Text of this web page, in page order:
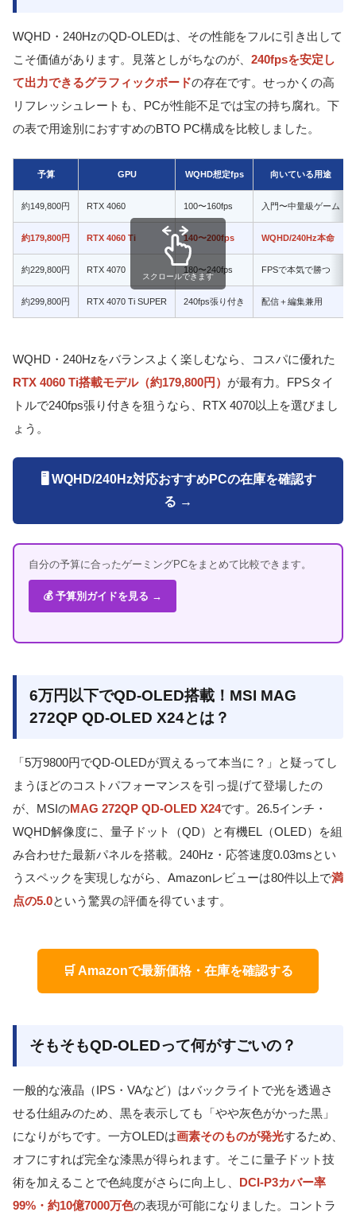
WQHD・240HzのQD-OLEDは、その性能をフルに引き出して
こそ価値があります。見落としがちなのが、 240fpsを安定し
て出力できるグラフィックボードの存在です。せっかくの高
リフレッシュレートも、PCが性能不足では宝の持ち腐れ。下
の表で用途別におすすめのBTO PC構成を比較しました。
予算 GPU WQHD想定fps 向いている用途
約149,800円 RTX 4060 100〜160fps 入門〜中量級ゲーム
約179,800円 RTX 4060 Ti 140〜200fps WQHD/240Hz本命
約229,800円 RTX 4070 180〜240fps FPSで本気で勝つ
約299,800円 RTX 4070 Ti SUPER 240fps張り付き 配信＋編集兼用
スクロールできます
WQHD・240Hzをバランスよく楽しむなら、コスパに優れた
RTX 4060 Ti搭載モデル（約179,800円） が最有力。FPSタイ
トルで240fps張り付きを狙うなら、RTX 4070以上を選びまし
ょう。
🖥️ WQHD/240Hz対応おすすめPCの在庫を確認す
る →
自分の予算に合ったゲーミングPCをまとめて比較できます。
💰 予算別ガイドを見る →
6万円以下でQD-OLED搭載！MSI MAG
272QP QD-OLED X24とは？
「5万9800円でQD-OLEDが買えるって本当に？」と疑ってし
まうほどのコストパフォーマンスを引っ提げて登場したの
が、MSIのMAG 272QP QD-OLED X24です。26.5インチ・
WQHD解像度に、量子ドット（QD）と有機EL（OLED）を組
み合わせた最新パネルを搭載。240Hz・応答速度0.03msとい
うスペックを実現しながら、Amazonレビューは80件以上で満
点の5.0という驚異の評価を得ています。
🛒 Amazonで最新価格・在庫を確認する
そもそもQD-OLEDって何がすごいの？
一般的な液晶（IPS・VAなど）はバックライトで光を透過さ
せる仕組みのため、黒を表示しても「やや灰色がかった黒」
になりがちです。一方OLEDは画素そのものが発光するため、
オフにすれば完全な漆黒が得られます。そこに量子ドット技
術を加えることで色純度がさらに向上し、 DCI-P3カバー率
99%・約10億7000万色の表現が可能になりました。コントラ